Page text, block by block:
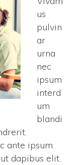
us
pulvin
ar
urna
nec
ipsum
interd
um
blandi
ante ipsum
dapibus elit.